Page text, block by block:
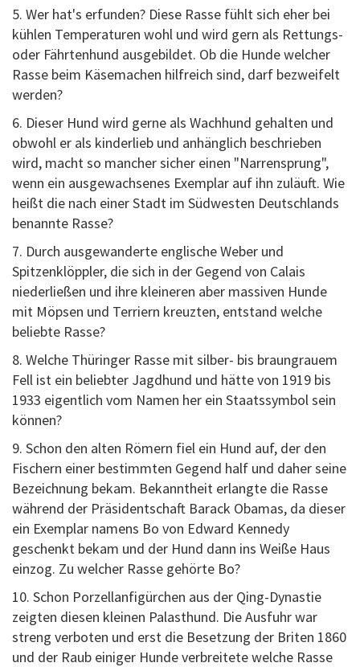
5. Wer hat's erfunden? Diese Rasse fühlt sich eher bei
kühlen Temperaturen wohl und wird gern als Rettungs-
oder Fährtenhund ausgebildet. Ob die Hunde welcher
Rasse beim Käsemachen hilfreich sind, darf bezweifelt
werden?
6. Dieser Hund wird gerne als Wachhund gehalten und
obwohl er als kinderlieb und anhänglich beschrieben
wird, macht so mancher sicher einen "Narrensprung",
wenn ein ausgewachsenes Exemplar auf ihn zuläuft. Wie
heißt die nach einer Stadt im Südwesten Deutschlands
benannte Rasse?
7. Durch ausgewanderte englische Weber und
Spitzenklöppler, die sich in der Gegend von Calais
niederließen und ihre kleineren aber massiven Hunde
mit Möpsen und Terriern kreuzten, entstand welche
beliebte Rasse?
8. Welche Thüringer Rasse mit silber- bis braungrauem
Fell ist ein beliebter Jagdhund und hätte von 1919 bis
1933 eigentlich vom Namen her ein Staatssymbol sein
können?
9. Schon den alten Römern fiel ein Hund auf, der den
Fischern einer bestimmten Gegend half und daher seine
Bezeichnung bekam. Bekanntheit erlangte die Rasse
während der Präsidentschaft Barack Obamas, da dieser
ein Exemplar namens Bo von Edward Kennedy
geschenkt bekam und der Hund dann ins Weiße Haus
einzog. Zu welcher Rasse gehörte Bo?
10. Schon Porzellanfigürchen aus der Qing-Dynastie
zeigten diesen kleinen Palasthund. Die Ausfuhr war
streng verboten und erst die Besetzung der Briten 1860
und der Raub einiger Hunde verbreitete welche Rasse